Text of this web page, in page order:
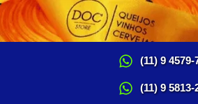
(11) 9 4579-
(11) 9 5813-